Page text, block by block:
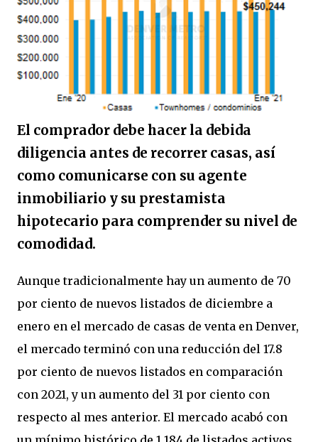
El comprador debe hacer la debida
diligencia antes de recorrer casas, así
como comunicarse con su agente
inmobiliario y su prestamista
hipotecario para comprender su nivel de
comodidad.
Aunque tradicionalmente hay un aumento de 70
por ciento de nuevos listados de diciembre a
enero en el mercado de casas de venta en Denver,
el mercado terminó con una reducción del 17.8
por ciento de nuevos listados en comparación
con 2021, y un aumento del 31 por ciento con
respecto al mes anterior. El mercado acabó con